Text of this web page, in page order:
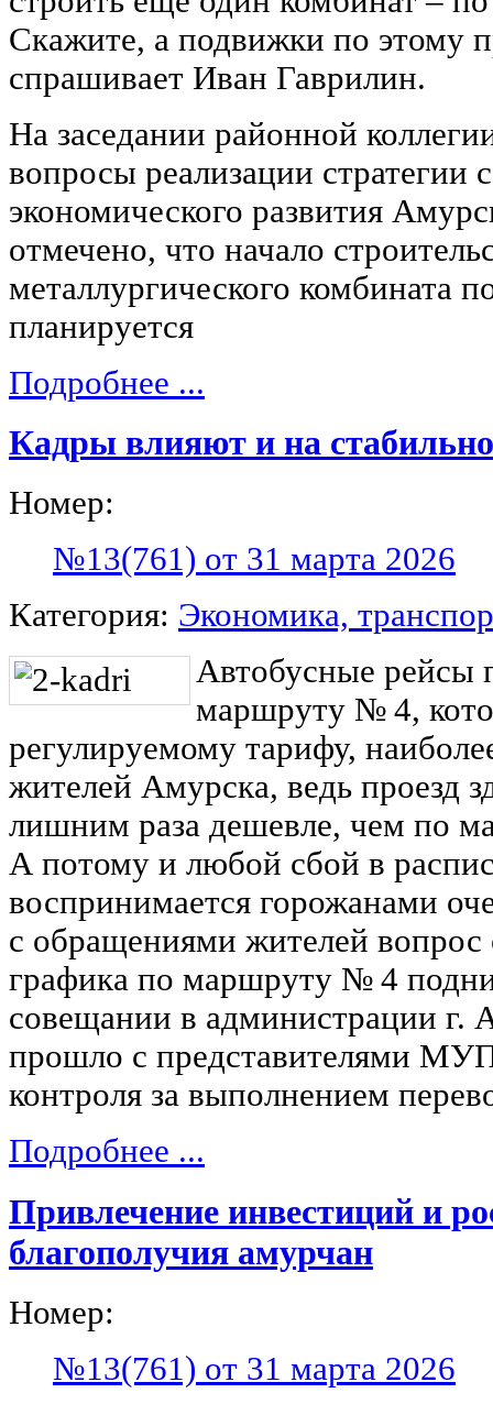
Скажите, а подвижки по этому
спрашивает Иван Гаврилин.
На заседании районной
вопросы реализации стратегии
экономического развития
отмечено, что начало
металлургического комбината
планируется
Подробнее ...
Кадры влияют и на
Номер:
№13(761) от 31 марта 2026
Категория: Экономика,
Автобусные рейсы
маршруту № 4,
регулируемому тарифу,
жителей Амурска, ведь проезд
лишним раза дешевле, чем по
А потому и любой сбой в
воспринимается горожанами
с обращениями жителей
графика по маршруту № 4
совещании в администрации г.
прошло с представителями
контроля за выполнением
Подробнее ...
Привлечение инвестиций и
благополучия амурчан
Номер:
№13(761) от 31 марта 2026